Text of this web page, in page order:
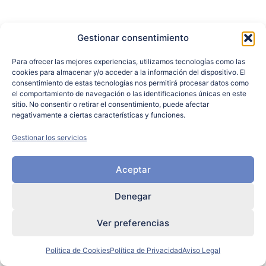
Gestionar consentimiento
Para ofrecer las mejores experiencias, utilizamos tecnologías como las
cookies para almacenar y/o acceder a la información del dispositivo. El
consentimiento de estas tecnologías nos permitirá procesar datos como
el comportamiento de navegación o las identificaciones únicas en este
sitio. No consentir o retirar el consentimiento, puede afectar
negativamente a ciertas características y funciones.
Gestionar los servicios
Aceptar
Denegar
Ver preferencias
Política de CookiesPolítica de PrivacidadAviso Legal